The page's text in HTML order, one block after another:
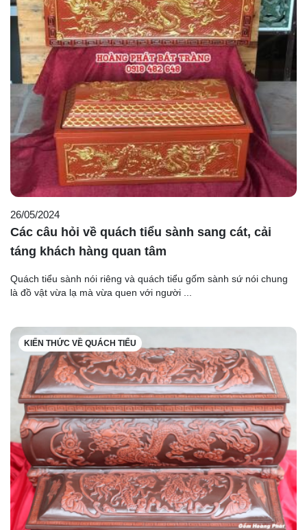
26/05/2024
Các câu hỏi về quách tiểu sành sang cát, cải
táng khách hàng quan tâm
Quách tiểu sành nói riêng và quách tiểu gốm sành sứ nói chung
là đồ vật vừa lạ mà vừa quen với người ...
KIẾN THỨC VỀ QUÁCH TIỂU